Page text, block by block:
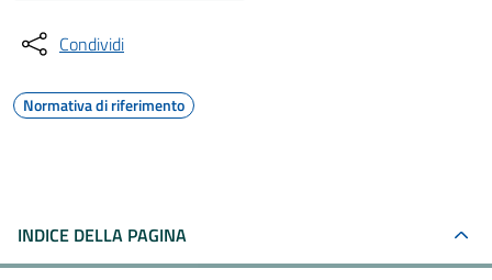
Condividi
Normativa di riferimento
INDICE DELLA PAGINA